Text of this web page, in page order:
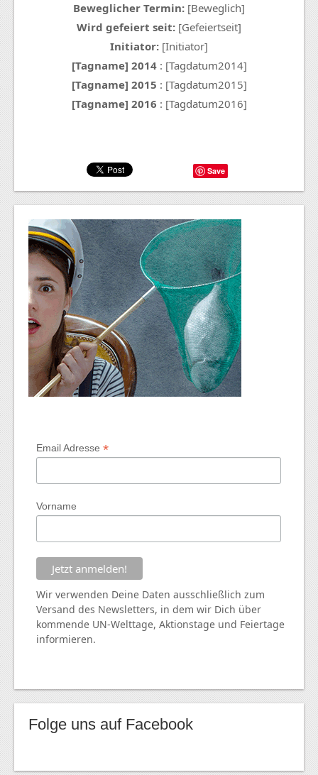
Beweglicher Termin: [Beweglich]
Wird gefeiert seit: [Gefeiertseit]
Initiator: [Initiator]
[Tagname] 2014 : [Tagdatum2014]
[Tagname] 2015 : [Tagdatum2015]
[Tagname] 2016 : [Tagdatum2016]
Save
Email Adresse*
Vorname
Wir verwenden Deine Daten ausschließlich zum
Versand des Newsletters, in dem wir Dich über
kommende UN-Welttage, Aktionstage und Feiertage
informieren.
Folge uns auf Facebook